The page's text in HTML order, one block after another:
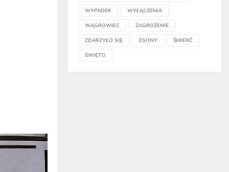
WYPADEK WYŁĄCZENIA
WĄGROWIEC ZAGROŻENIE
ZDARZYŁO SIĘ ZGONY ŚMIERĆ
ŚWIĘTO